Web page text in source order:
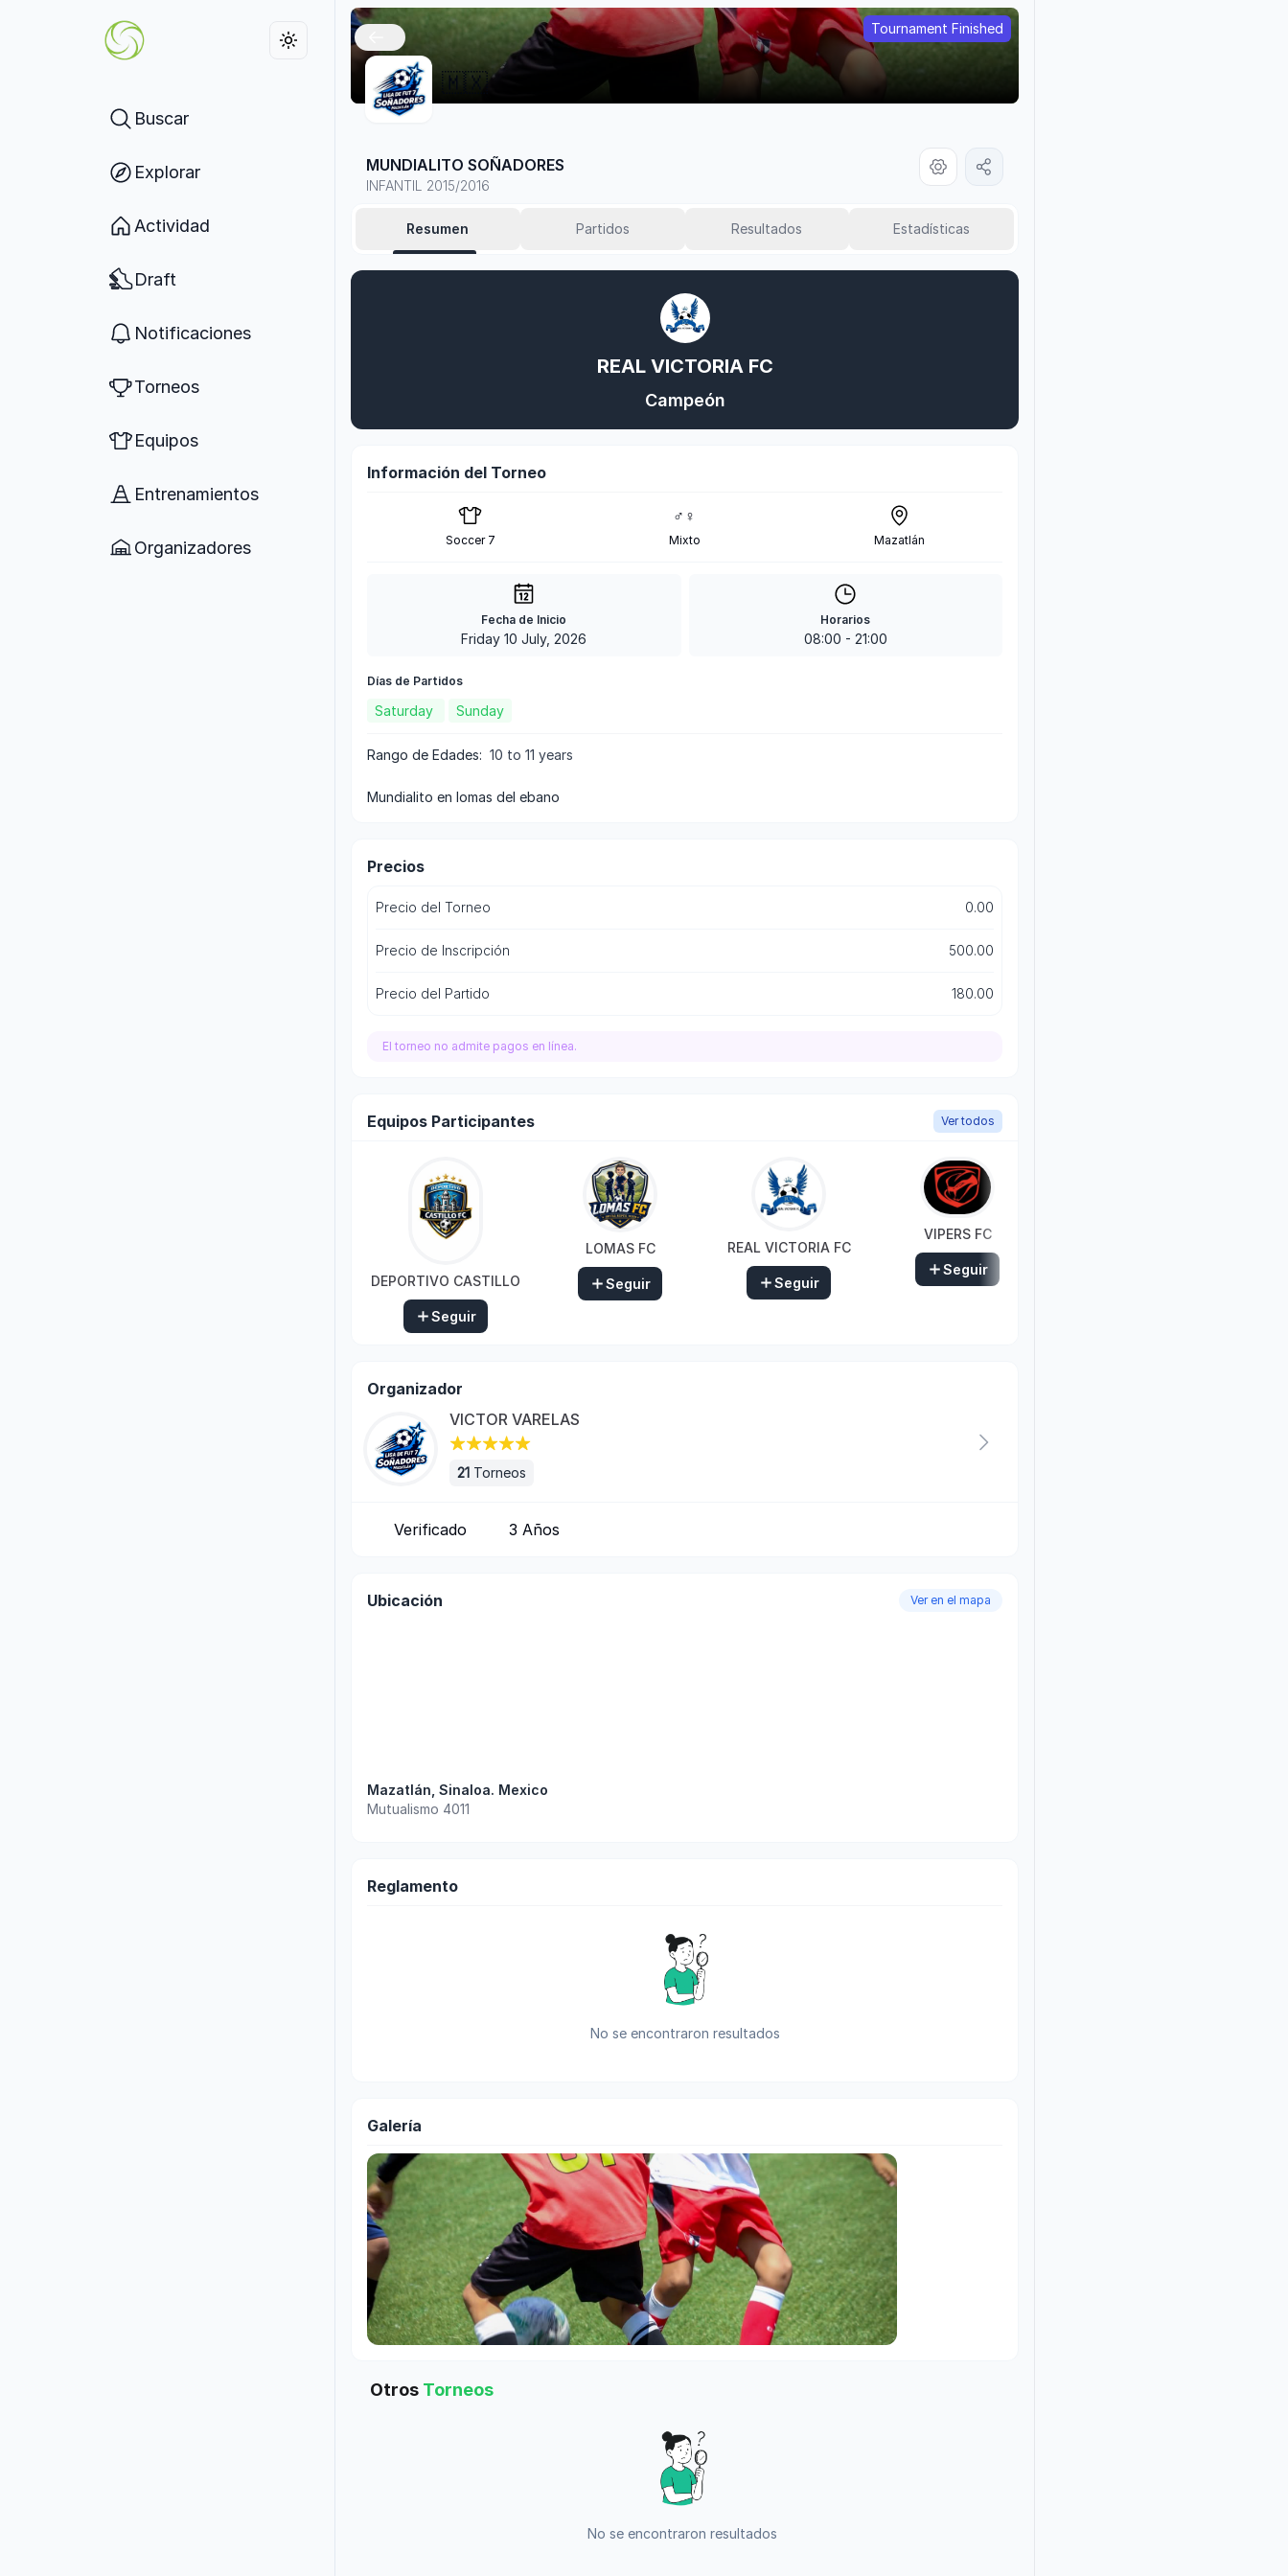
Buscar
Explorar
Actividad
Draft
Notificaciones
Torneos
Equipos
Entrenamientos
Organizadores
Tournament Finished
🇲🇽
MUNDIALITO SOÑADORES
INFANTIL 2015/2016
Resumen Partidos Resultados Estadísticas
REAL VICTORIA FC
Campeón
Información del Torneo
Soccer 7
♂♀
Mixto Mazatlán
Fecha de Inicio
Friday 10 July, 2026
Horarios
08:00 - 21:00
Días de Partidos
Saturday Sunday
Rango de Edades: 10 to 11 years
mundialito en lomas del ebano
Precios
Precio del Torneo 0.00
Precio de Inscripción 500.00
Precio del Partido 180.00
El torneo no admite pagos en línea.
Equipos Participantes Ver todos
DEPORTIVO CASTILLO
Seguir
LOMAS FC
Seguir
REAL VICTORIA FC
Seguir
VIPERS FC
Seguir
Organizador
VICTOR VARELAS
21 Torneos
Verificado 3 Años
Ubicación Ver en el mapa
Mazatlán Sinaloa. Mexico
Mutualismo 4011
Reglamento
No se encontraron resultados
Galería
Otros Torneos
No se encontraron resultados